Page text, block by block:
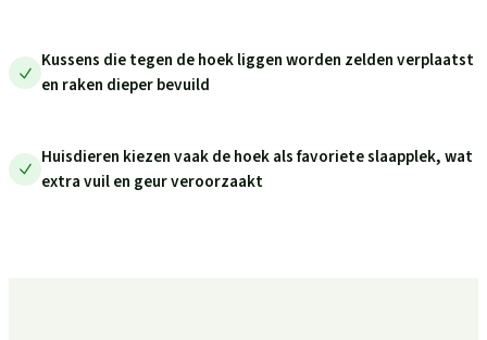
Kussens die tegen de hoek liggen worden zelden verplaatst
en raken dieper bevuild
Huisdieren kiezen vaak de hoek als favoriete slaapplek, wat
extra vuil en geur veroorzaakt